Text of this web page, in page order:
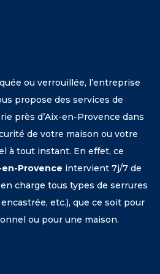
ou verrouillée, l’entreprise
propose des services de
près d’Aix-en-Provence dans
de votre maison ou votre
à tout instant. En effet, ce
en-Provence intervient 7j/7 de
charge tous types de serrures
etc.), que ce soit pour
ou pour une maison.